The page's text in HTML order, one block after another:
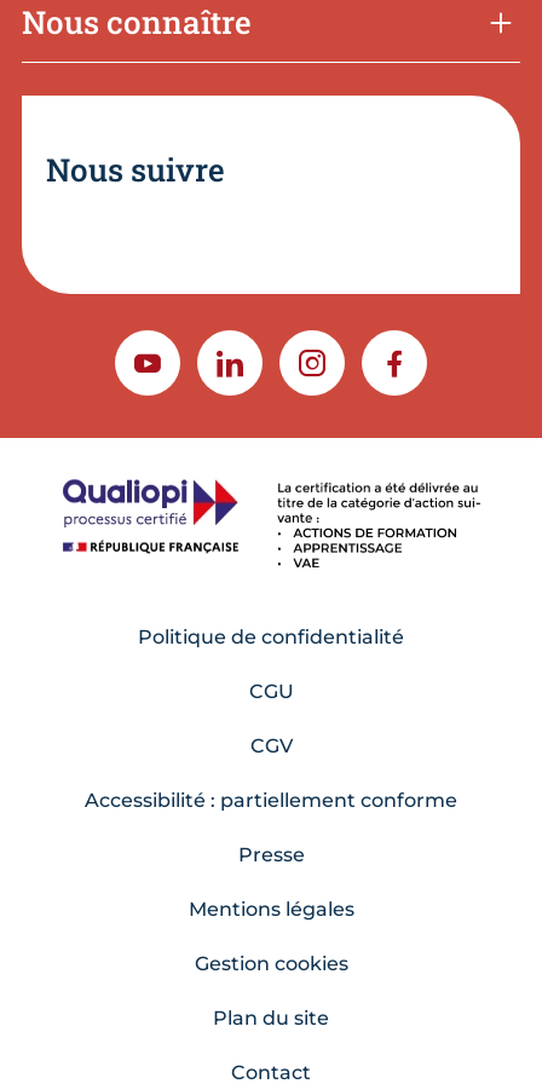
Nous connaître
Nous suivre
YOUTUBELINKEDININSTAGRAMFACEBOOK
Politique de confidentialité
CGU
CGV
Accessibilité : partiellement conforme
Presse
Mentions légales
Gestion cookies
Plan du site
Contact